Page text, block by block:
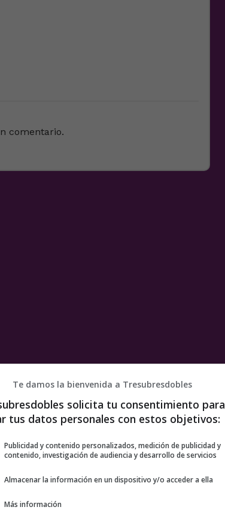
comentario.
Te damos la bienvenida a Tresubresdobles
solicita tu consentimiento para
tus datos personales con estos objetivos:
Publicidad y contenido personalizados, medición de publicidad y
contenido, investigación de audiencia y desarrollo de servicios
Almacenar la información en un dispositivo y/o acceder a ella
Más información